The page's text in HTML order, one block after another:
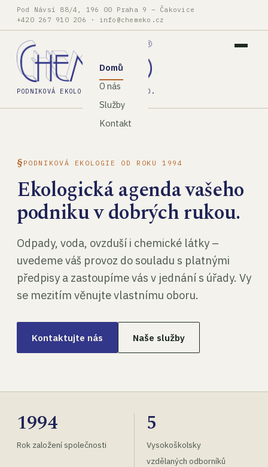
Pod Návsí 88/4, 196 00 Praha 9 – Čakovice
+420 267 910 206 · info@chemeko.cz
PODNIKOVÁ EKOLOGIE, SPOL. S R.O.
Domů
O nás
Služby
Kontakt
PODNIKOVÁ EKOLOGIE OD ROKU 1994
Ekologická agenda vašeho
podniku v dobrých rukou.
Odpady, voda, ovzduší i chemické látky –
uvedeme váš provoz do souladu s platnými
předpisy a zastoupíme vás v jednání s úřady. Vy
se mezitím věnujte vlastnímu oboru.
Kontaktujte nás Naše služby
1994
Rok založení společnosti
5
Vysokoškolsky
vzdělaných odborníků